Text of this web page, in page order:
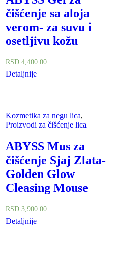
čišćenje sa aloja
verom- za suvu i
osetljivu kožu
RSD 4,400.00
Detaljnije
Kozmetika za negu lica,
Proizvodi za čišćenje lica
ABYSS Mus za
čišćenje Sjaj Zlata-
Golden Glow
Cleasing Mouse
RSD 3,900.00
Detaljnije